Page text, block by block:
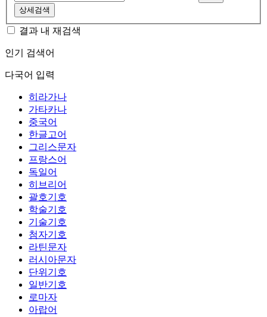
상세검색
결과 내 재검색
인기 검색어
다국어 입력
히라가나
가타카나
중국어
한글고어
그리스문자
프랑스어
독일어
히브리어
괄호기호
학술기호
기술기호
첨자기호
라틴문자
러시아문자
단위기호
일반기호
로마자
아랍어